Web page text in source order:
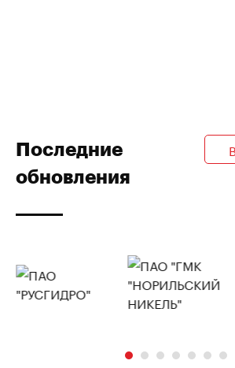
Последние
обновления